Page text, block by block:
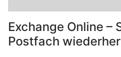
Exchange Online –
Postfach